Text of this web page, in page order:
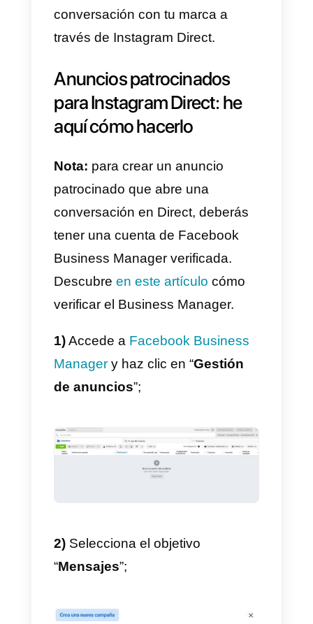
para vuestro equipo de ventas o
soporte.
A continuación te mostramos una
breve guía paso a paso
envían al usuario a una
conversación con tu marca a
través de Instagram Direct.
Anuncios patrocinados
para Instagram Direct: he
aquí cómo hacerlo
Nota:para crear un anuncio
conversación en Direct, deberás
tener una cuenta de Facebook
verificar el Business Manager.
1)Accede a